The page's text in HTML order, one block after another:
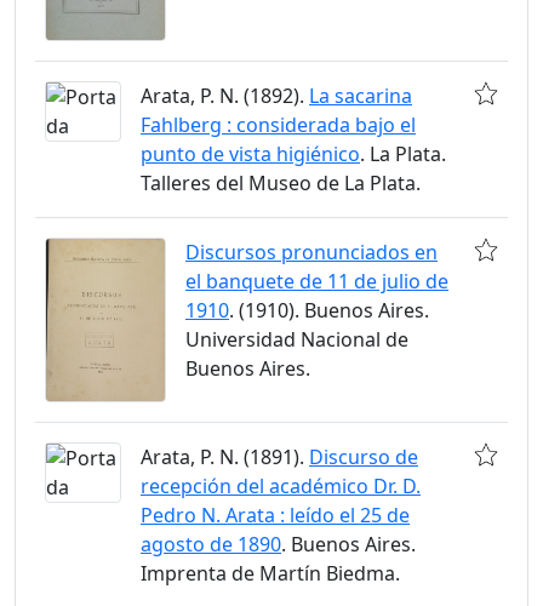
Arata, P. N. (1892). La sacarina
Fahlberg : considerada bajo el
punto de vista higiénico. La Plata.
Talleres del Museo de La Plata.
Discursos pronunciados en
el banquete de 11 de julio de
1910. (1910). Buenos Aires.
Universidad Nacional de
Buenos Aires.
Arata, P. N. (1891). Discurso de
recepción del académico Dr. D.
Pedro N. Arata : leído el 25 de
agosto de 1890. Buenos Aires.
Imprenta de Martín Biedma.